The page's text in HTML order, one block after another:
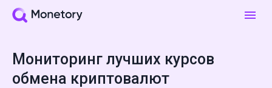
Мониторинг лучших курсов
обмена криптовалют